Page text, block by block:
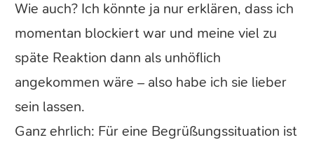
Wie auch? Ich könnte ja nur erklären, dass ich
momentan blockiert war und meine viel zu
späte Reaktion dann als unhöflich
angekommen wäre – also habe ich sie lieber
sein lassen.
Ganz ehrlich: Für eine Begrüßungssituation ist